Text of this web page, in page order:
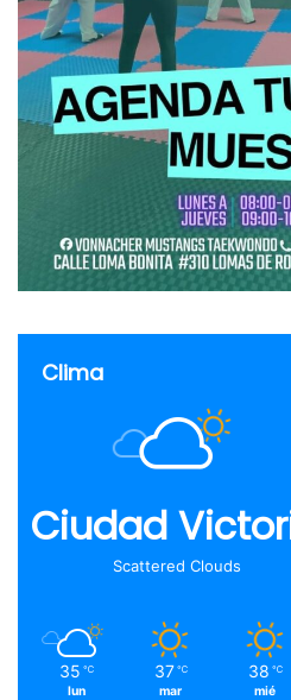
Clima
Ciudad
Scattered Clouds
35 ℃
lun
37 ℃
mar
38 ℃
mié